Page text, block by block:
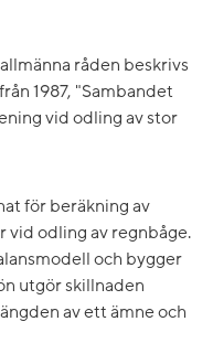
råden beskrivs
1987, "Sambandet
vid odling av stor
för beräkning av
vid odling av regnbåge.
och bygger
utgör skillnaden
av ett ämne och